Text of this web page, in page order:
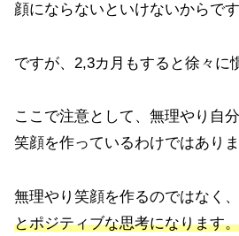
顔にならないといけないからです
ですが、2,3カ月もすると徐々に
ここで注意として、無理やり自
笑顔を作っているわけではありま
無理やり笑顔を作るのではなく、
とポジティブな思考になります。